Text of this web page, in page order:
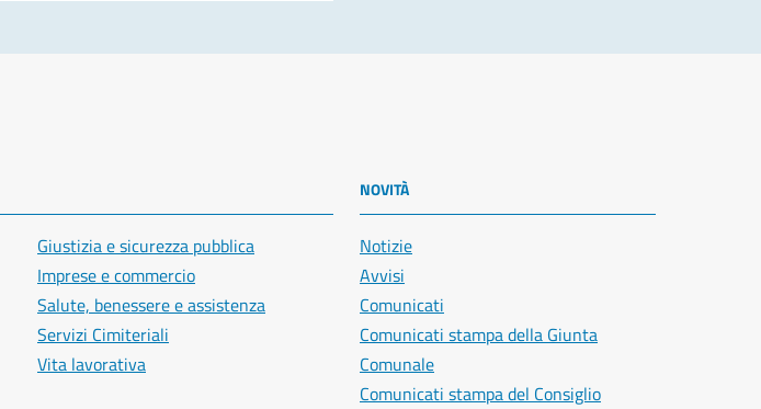
Giustizia e sicurezza pubblica
Imprese e commercio
Salute, benessere e assistenza
Servizi Cimiteriali
Vita lavorativa
NOVITÀ
Notizie
Avvisi
Comunicati
Comunicati stampa della Giunta
Comunale
Comunicati stampa del Consiglio